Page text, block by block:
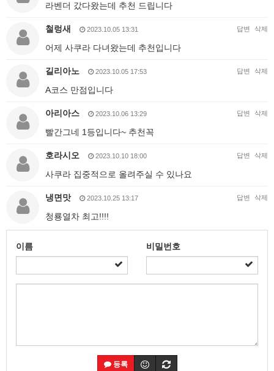
라벤더 갔다왔는데 추천 드립니다
철렁새 2023.10.05 13:31 답변 삭제
어제 사쿠라 다녀왔는데 추천입니다
길리아노 2023.10.05 17:53 답변 삭제
A코스 만점입니다
아리아스 2023.10.06 13:29 답변 삭제
빨간그네 1등입니다~ 추천꼭
호라시오 2023.10.10 18:00 답변 삭제
사쿠라 집중적으로 올려주실 수 있나요
냉면맛 2023.10.25 13:17 답변 삭제
청룡열차 최고!!!!
이름 비밀번호
등록